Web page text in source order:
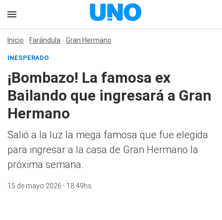
Inicio Farándula Gran Hermano
INESPERADO
¡Bombazo! La famosa ex
Bailando que ingresará a Gran
Hermano
Salió a la luz la mega famosa que fue elegida
para ingresar a la casa de Gran Hermano la
próxima semana.
15 de mayo 2026 - 18:49hs